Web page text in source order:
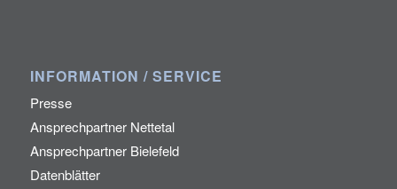
INFORMATION / SERVICE
Presse
Ansprechpartner Nettetal
Ansprechpartner Bielefeld
Datenblätter